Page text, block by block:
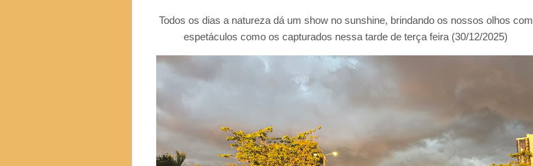
Todos os dias a natureza dá um show no sunshine, brindando os nossos olhos com
espetáculos como os capturados nessa tarde de terça feira (30/12/2025)